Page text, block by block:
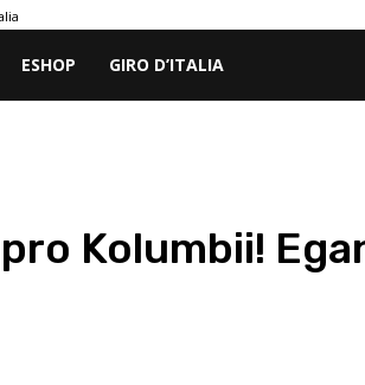
ESHOP GIRO D’ITALIA
Kolumbii!